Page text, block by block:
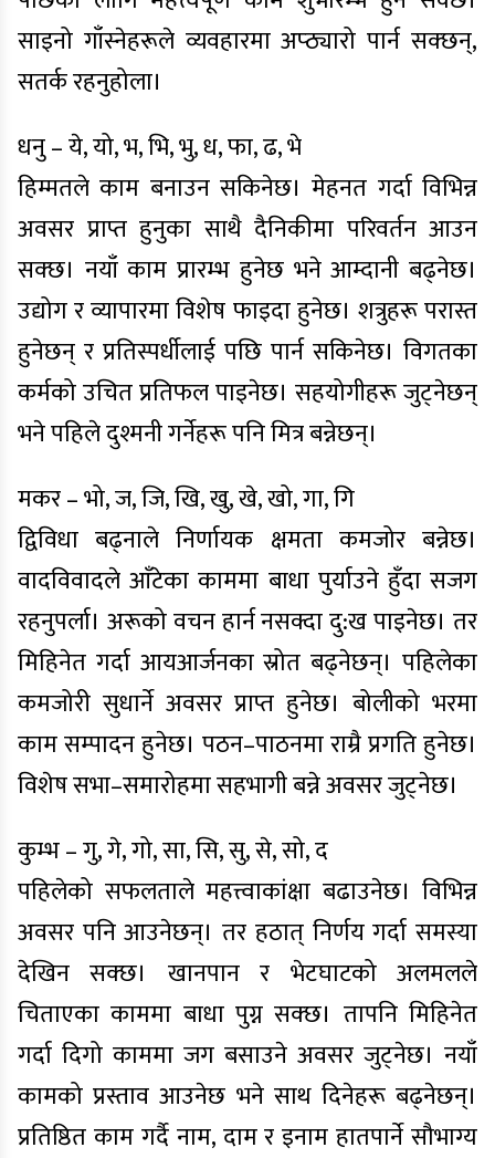
साइनो गाँस्नेहरूले व्यवहारमा अप्ठ्यारो पार्न सक्छन्,
सतर्क रहनुहोला।
धनु – ये, यो, भ, भि, भु, ध, फा, ढ, भे
हिम्मतले काम बनाउन सकिनेछ। मेहनत गर्दा विभिन्न
अवसर प्राप्त हुनुका साथै दैनिकीमा परिवर्तन आउन
सक्छ। नयाँ काम प्रारम्भ हुनेछ भने आम्दानी बढ्नेछ।
उद्योग र व्यापारमा विशेष फाइदा हुनेछ। शत्रुहरू परास्त
हुनेछन् र प्रतिस्पर्धीलाई पछि पार्न सकिनेछ। विगतका
कर्मको उचित प्रतिफल पाइनेछ। सहयोगीहरू जुट्नेछन्
भने पहिले दुश्मनी गर्नेहरू पनि मित्र बन्नेछन्।
मकर – भो, ज, जि, खि, खु, खे, खो, गा, गि
द्विविधा बढ्नाले निर्णायक क्षमता कमजोर बन्नेछ।
वादविवादले आँटेका काममा बाधा पुर्याउने हुँदा सजग
रहनुपर्ला। अरूको वचन हार्न नसक्दा दु:ख पाइनेछ। तर
मिहिनेत गर्दा आयआर्जनका स्रोत बढ्नेछन्। पहिलेका
कमजोरी सुधार्ने अवसर प्राप्त हुनेछ। बोलीको भरमा
काम सम्पादन हुनेछ। पठन–पाठनमा राम्रै प्रगति हुनेछ।
विशेष सभा–समारोहमा सहभागी बन्ने अवसर जुट्नेछ।
कुम्भ – गु, गे, गो, सा, सि, सु, से, सो, द
पहिलेको सफलताले महत्त्वाकांक्षा बढाउनेछ। विभिन्न
अवसर पनि आउनेछन्। तर हठात् निर्णय गर्दा समस्या
देखिन सक्छ। खानपान र भेटघाटको अलमलले
चिताएका काममा बाधा पुग्न सक्छ। तापनि मिहिनेत
गर्दा दिगो काममा जग बसाउने अवसर जुट्नेछ। नयाँ
कामको प्रस्ताव आउनेछ भने साथ दिनेहरू बढ्नेछन्।
प्रतिष्ठित काम गर्दै नाम, दाम र इनाम हातपार्ने सौभाग्य